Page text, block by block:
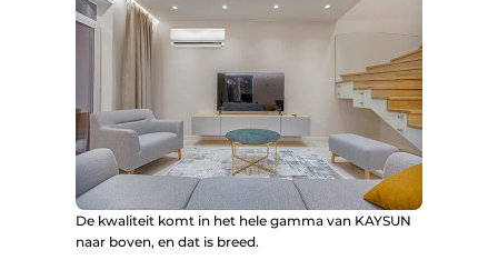
De kwaliteit komt in het hele gamma van KAYSUN
naar boven, en dat is breed.